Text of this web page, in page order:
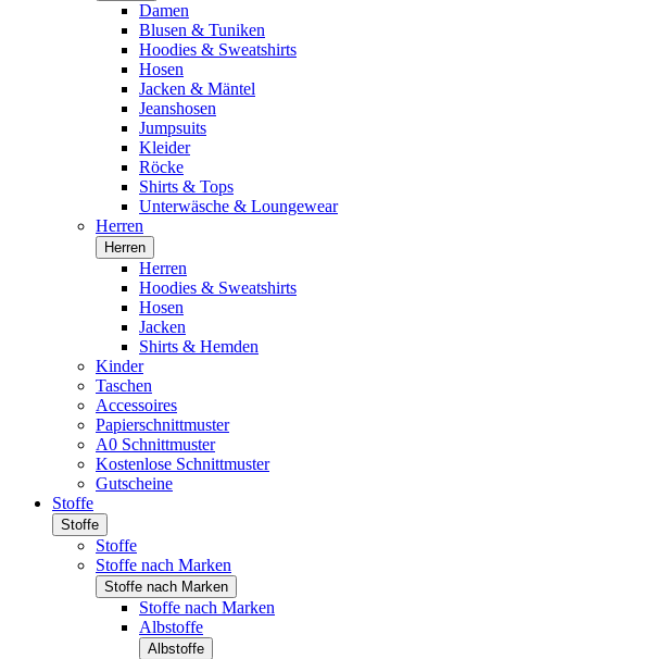
Damen
Blusen & Tuniken
Hoodies & Sweatshirts
Hosen
Jacken & Mäntel
Jeanshosen
Jumpsuits
Kleider
Röcke
Shirts & Tops
Unterwäsche & Loungewear
Herren
Herren
Herren
Hoodies & Sweatshirts
Hosen
Jacken
Shirts & Hemden
Kinder
Taschen
Accessoires
Papierschnittmuster
A0 Schnittmuster
Kostenlose Schnittmuster
Gutscheine
Stoffe
Stoffe
Stoffe
Stoffe nach Marken
Stoffe nach Marken
Stoffe nach Marken
Albstoffe
Albstoffe